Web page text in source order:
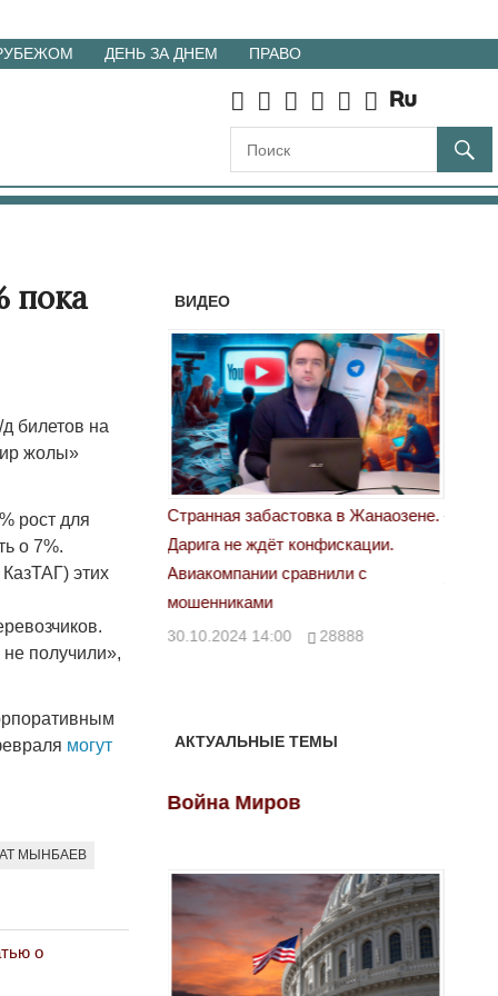
ДЕНЬ ЗА ДНЕМ ПРАВО
пока
билетов на
жолы»
рост для
о 7%.
этих
получили»,
могут
МЫНБАЕВ
о
ВИДЕО
в Жанаозене.
конфискации.
с
28888
«Новый Казахстан не говорит всей
правды»
29.10.2024 09:00 39623
АКТУАЛЬНЫЕ ТЕМЫ
Война Миров